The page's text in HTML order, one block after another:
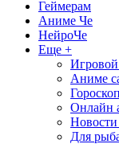
Геймерам
Аниме Че
НейроЧе
Еще +
Игровой
Аниме
Гороскоп
Онлайн
Для